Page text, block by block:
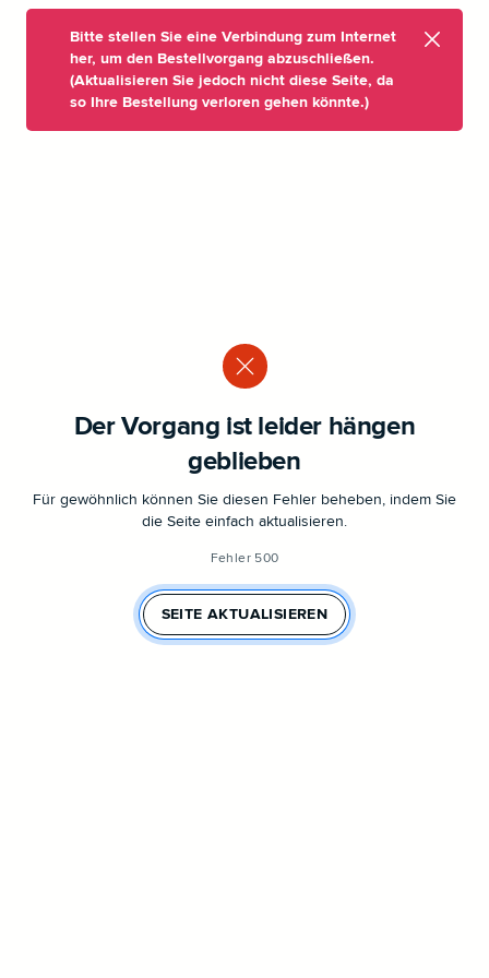
Bitte stellen Sie eine Verbindung zum Internet
her, um den Bestellvorgang abzuschließen.
(Aktualisieren Sie jedoch nicht diese Seite, da
so Ihre Bestellung verloren gehen könnte.)
Der Vorgang ist leider hängen
geblieben
Für gewöhnlich können Sie diesen Fehler beheben, indem Sie
die Seite einfach aktualisieren.
Fehler 500
SEITE AKTUALISIEREN